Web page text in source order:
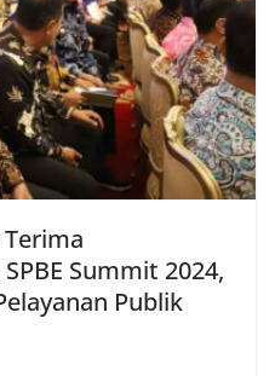
Summit 2024,
Publik